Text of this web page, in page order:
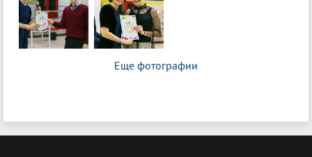
Еще фотографии